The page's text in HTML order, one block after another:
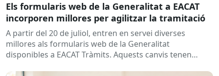
Els formularis web de la Generalitat a EACAT
incorporen millores per agilitzar la tramitació
A partir del 20 de juliol, entren en servei diverses
millores als formularis web de la Generalitat
disponibles a EACAT Tràmits. Aquests canvis tenen